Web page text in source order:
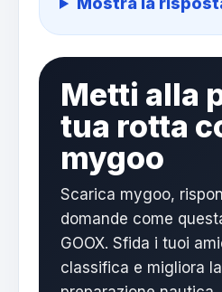
Metti alla
tua rotta
mygoo
Scarica mygoo,
domande come
GOOX. Sfida i tuoi
classifica e migliora